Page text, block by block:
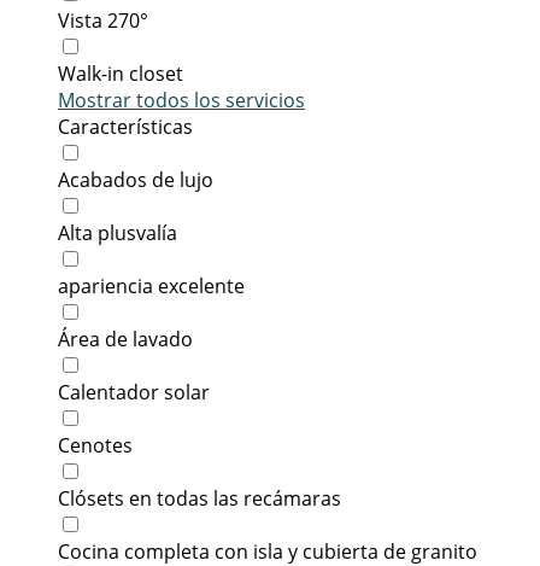
Vista 270°
Walk-in closet
Mostrar todos los servicios
Características
Acabados de lujo
Alta plusvalía
apariencia excelente
Área de lavado
Calentador solar
Cenotes
Clósets en todas las recámaras
Cocina completa con isla y cubierta de granito